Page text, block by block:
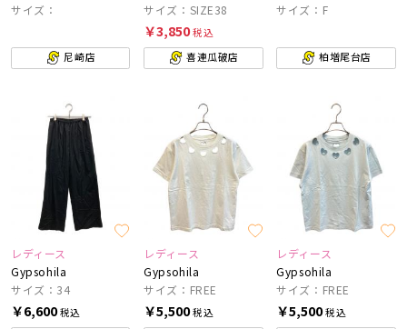
サイズ：
尼崎店
サイズ：SIZE38
￥3,850税込
喜連瓜破店
サイズ：F
柏増尾台店
レディース
Gypsohila
サイズ：34
￥6,600税込
レディース
Gypsohila
サイズ：FREE
￥5,500税込
レディース
Gypsohila
サイズ：FREE
￥5,500税込